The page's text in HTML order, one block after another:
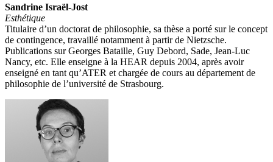
Sandrine Israël-Jost
Esthétique
Titulaire d’un doctorat de philosophie, sa thèse a porté sur le concept
de contingence, travaillé notamment à partir de Nietzsche.
Publications sur Georges Bataille, Guy Debord, Sade, Jean-Luc
Nancy, etc. Elle enseigne à la HEAR depuis 2004, après avoir
enseigné en tant qu’ATER et chargée de cours au département de
philosophie de l’université de Strasbourg.